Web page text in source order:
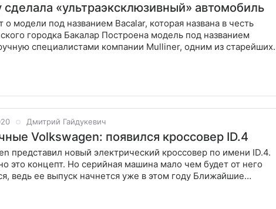
сделала «ультраэксклюзивный» автомобиль
о модели под названием Bacalar, которая названа в честь
городка Бакалар Построена модель под названием
специалистами компании Mulliner, одним из старейших
Дмитрий Гайдукевич
Volkswagen: появился кроссовер ID.4
представил новый электрический кроссовер по имени ID.4.
это концепт. Но серийная машина мало чем будет от него
ведь ее выпуск начнется уже в этом году Ближайшие